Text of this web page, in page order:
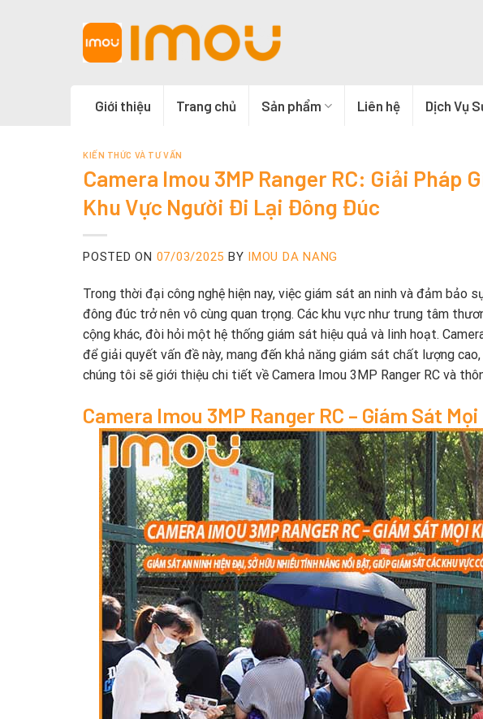
Giới thiệu Trang chủ Sản phẩm Liên hệ Dịch Vụ
KIẾN THỨC VÀ TƯ VẤN
Camera Imou 3MP Ranger RC: Giải Pháp
Khu Vực Người Đi Lại Đông Đúc
POSTED ON 07/03/2025 BY IMOU DA NANG
Trong thời đại công nghệ hiện nay, việc giám sát an ninh và đảm bảo
đông đúc trở nên vô cùng quan trọng. Các khu vực như trung tâm
cộng khác, đòi hỏi một hệ thống giám sát hiệu quả và linh hoạt.
để giải quyết vấn đề này, mang đến khả năng giám sát chất lượng
chúng tôi sẽ giới thiệu chi tiết về Camera Imou 3MP Ranger RC và
Camera Imou 3MP Ranger RC – Giám Sát